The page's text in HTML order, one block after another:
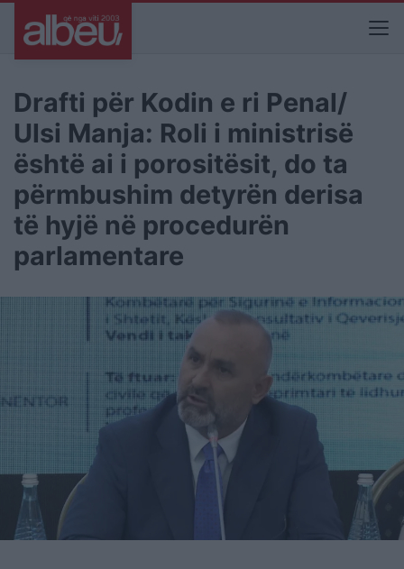
Drafti për Kodin e ri Penal/
Ulsi Manja: Roli i ministrisë
është ai i porositësit, do ta
përmbushim detyrën derisa
të hyjë në procedurën
parlamentare